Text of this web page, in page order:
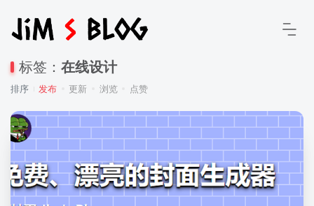
标签： 在线设计
排序 发布 更新 浏览 点赞